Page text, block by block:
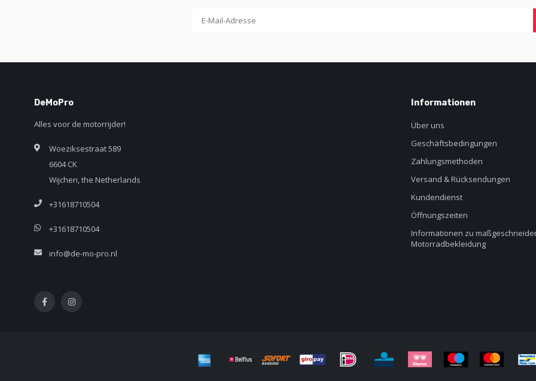
DeMoPro
Alles voor de motorrijder!
Woeziksestraat 589
6604 CK
Wijchen, the Netherlands
+31618710504
+31618710504
info@de-mo-pro.nl
Informationen
Über uns
Geschäftsbedingungen
Zahlungsmethoden
Versand & Rücksendungen
Kundendienst
Öffnungszeiten
Informationen zu
Motorradbekleidung